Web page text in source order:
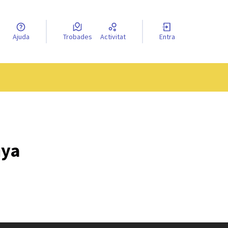
llengua
idioma
Ajuda Trobades Activitat Entra